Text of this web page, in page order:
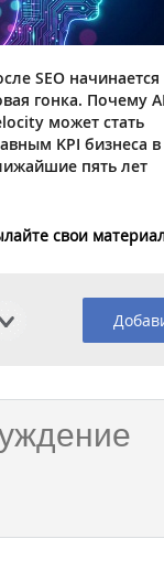
SEO начинается
гонка. Почему AI
может стать
KPI бизнеса в
пять лет
свои